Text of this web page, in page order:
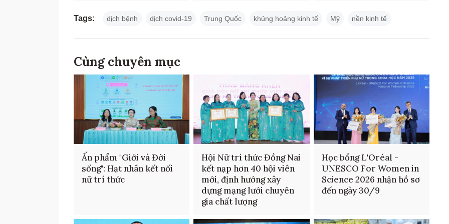
Tags: dịch bệnh dịch covid-19 Trung Quốc khủng hoảng kinh tế Mỹ nền kinh tế
Cùng chuyên mục
Ấn phẩm "Giới và Đời
sống": Hạt nhân kết nối
nữ trí thức
Hội Nữ trí thức Đồng Nai
kết nạp hơn 40 hội viên
mới, định hướng xây
dựng mạng lưới chuyên
gia chất lượng
Học bổng L'Oréal -
UNESCO For Women in
Science 2026 nhận hồ sơ
đến ngày 30/9